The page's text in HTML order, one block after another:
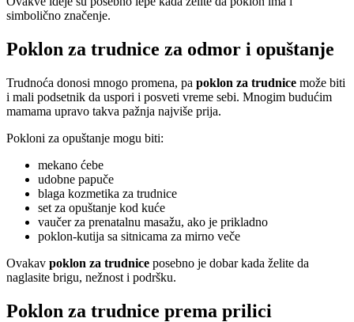
simbolično značenje.
Poklon za trudnice za odmor i opuštanje
Trudnoća donosi mnogo promena, pa poklon za trudnice može biti
i mali podsetnik da uspori i posveti vreme sebi. Mnogim budućim
mamama upravo takva pažnja najviše prija.
Pokloni za opuštanje mogu biti:
mekano ćebe
udobne papuče
blaga kozmetika za trudnice
set za opuštanje kod kuće
vaučer za prenatalnu masažu, ako je prikladno
poklon-kutija sa sitnicama za mirno veče
Ovakav poklon za trudnice posebno je dobar kada želite da
naglasite brigu, nežnost i podršku.
Poklon za trudnice prema prilici